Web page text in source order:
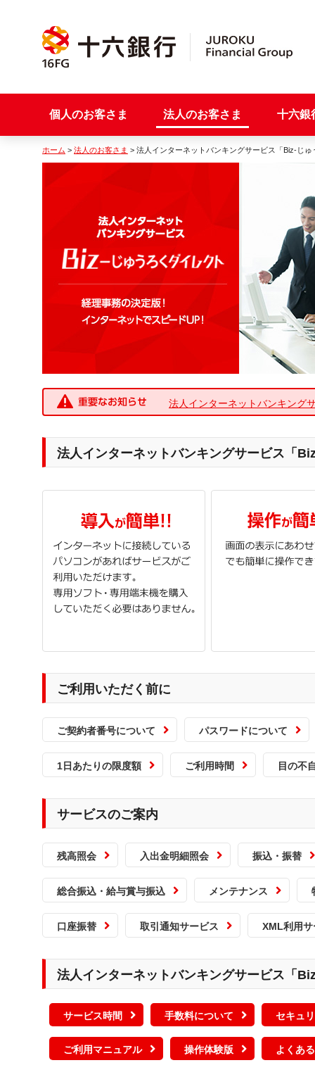
個人のお客さま 法人のお客さま 十六銀
ホーム > 法人のお客さま > 法人インターネットバンキングサービス「Biz-じゅ
法人インターネットバンキングサービス「
ご利用いただく前に
ご契約者番号について パスワードについて
1日あたりの限度額 ご利用時間 目の不
サービスのご案内
残高照会 入出金明細照会 振込・振替
総合振込・給与賞与振込 メンテナンス
口座振替 取引通知サービス XML利用サ
法人インターネットバンキングサービス「
サービス時間 手数料について セキュ
ご利用マニュアル 操作体験版 よくあ